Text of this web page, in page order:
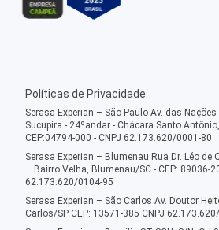
Políticas de Privacidade
Serasa Experian – São Paulo Av. das
Sucupira - 24ºandar - Chácara Santo
CEP:04794-000 - CNPJ 62.173.620/0001-80
Serasa Experian – Blumenau Rua Dr. Léo de
– Bairro Velha, Blumenau/SC - CEP: 89036-
62.173.620/0104-95
Serasa Experian – São Carlos Av. Doutor
Carlos/SP CEP: 13571-385 CNPJ